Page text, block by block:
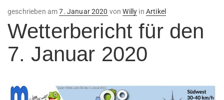
geschrieben amVeröffentlicht
7. Januar 2020 vonWilly in Artikel
Wetterbericht für den
7. Januar 2020